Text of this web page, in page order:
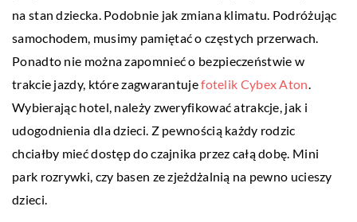
na stan dziecka. Podobnie jak zmiana klimatu. Podróżując
samochodem, musimy pamiętać o częstych przerwach.
Ponadto nie można zapomnieć o bezpieczeństwie w
trakcie jazdy, które zagwarantujefotelik Cybex Aton.
Wybierając hotel, należy zweryfikować atrakcje, jak i
udogodnienia dla dzieci. Z pewnością każdy rodzic
chciałby mieć dostęp do czajnika przez całą dobę. Mini
park rozrywki, czy basen ze zjeżdżalnią na pewno ucieszy
dzieci.